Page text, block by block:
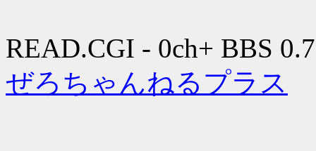
READ.CGI - 0ch+ BBS
ぜろちゃんねるプラス